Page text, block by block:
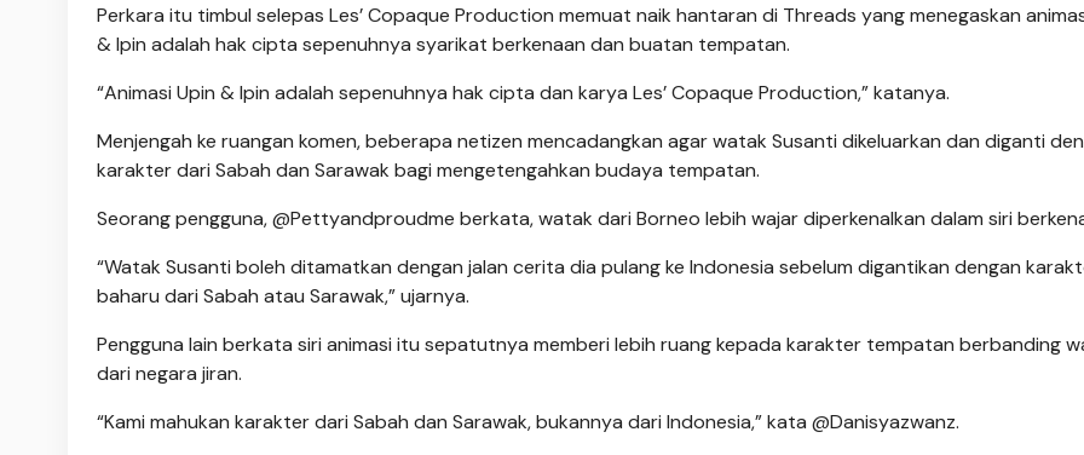
Perkara itu timbul selepas Les’ Copaque Production memuat naik hantaran di Threads yang menegaskan
& Ipin adalah hak cipta sepenuhnya syarikat berkenaan dan buatan tempatan.
“Animasi Upin & Ipin adalah sepenuhnya hak cipta dan karya Les’ Copaque Production,” katanya.
Menjengah ke ruangan komen, beberapa netizen mencadangkan agar watak Susanti dikeluarkan dan diganti
karakter dari Sabah dan Sarawak bagi mengetengahkan budaya tempatan.
Seorang pengguna, @Pettyandproudme berkata, watak dari Borneo lebih wajar diperkenalkan dalam siri
“Watak Susanti boleh ditamatkan dengan jalan cerita dia pulang ke Indonesia sebelum digantikan dengan
baharu dari Sabah atau Sarawak,” ujarnya.
Pengguna lain berkata siri animasi itu sepatutnya memberi lebih ruang kepada karakter tempatan berbanding
dari negara jiran.
“Kami mahukan karakter dari Sabah dan Sarawak, bukannya dari Indonesia,” kata @Danisyazwanz.